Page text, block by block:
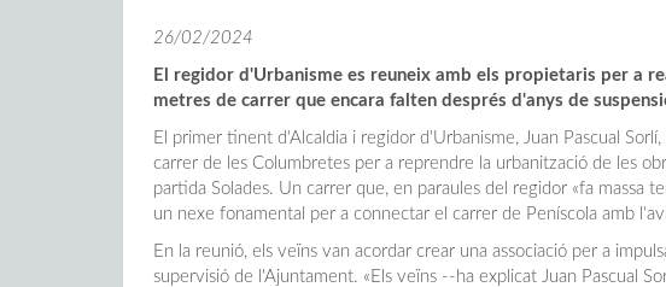
26/02/2024
El regidor d'Urbanisme es reuneix amb els propietaris per a
metres de carrer que encara falten després d'anys de
El primer tinent d'Alcaldia i regidor d'Urbanisme, Juan Pascual
carrer de les Columbretes per a reprendre la urbanització de les
partida Solades. Un carrer que, en paraules del regidor «fa massa
un nexe fonamental per a connectar el carrer de Peníscola amb
En la reunió, els veïns van acordar crear una associació per a
supervisió de l'Ajuntament. «Els veïns --ha explicat Juan Pascual